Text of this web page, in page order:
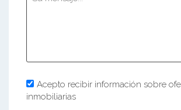
Acepto recibir información sobre
inmobiliarias